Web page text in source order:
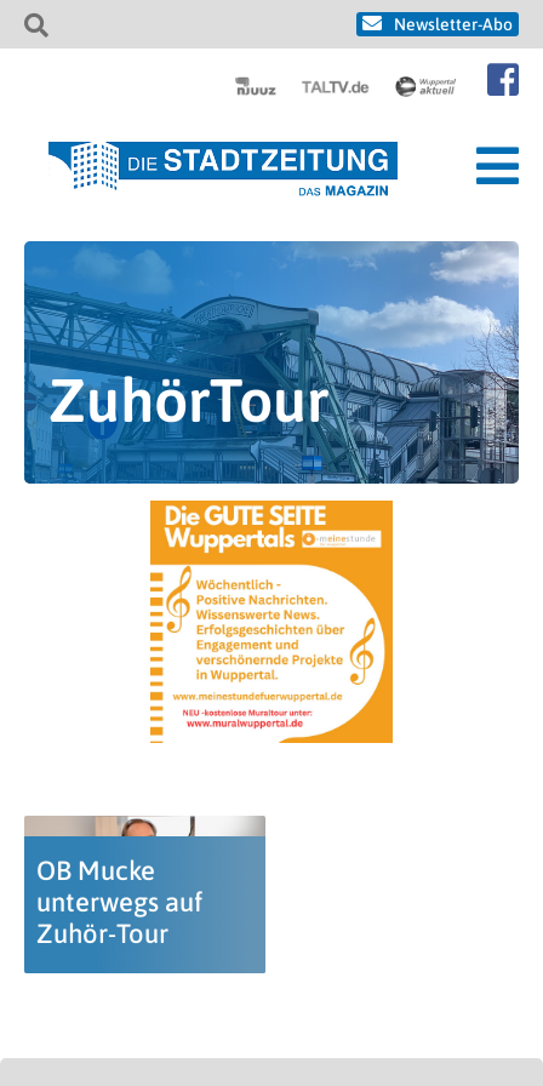
Newsletter-Abo
ZuhörTour
OB Mucke
unterwegs auf
Zuhör-Tour